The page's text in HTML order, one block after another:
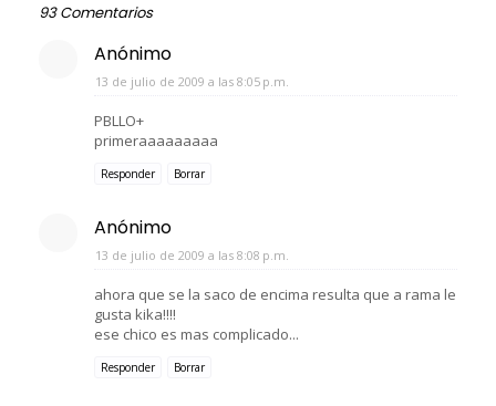
93 Comentarios
Anónimo
13 de julio de 2009 a las 8:05 p.m.
PBLLO+
primeraaaaaaaaa
Responder Borrar
Anónimo
13 de julio de 2009 a las 8:08 p.m.
ahora que se la saco de encima resulta que a rama le
gusta kika!!!!
ese chico es mas complicado...
Responder Borrar